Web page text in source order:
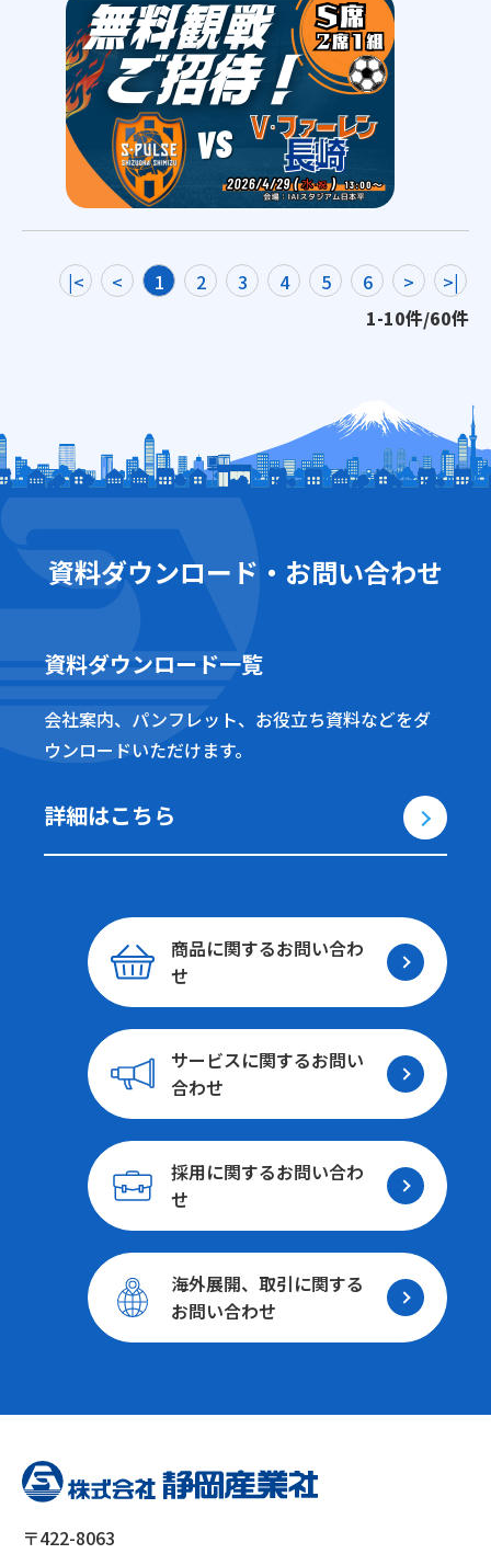
|< < 1 2 3 4 5 6 >
>|
1-10件/60件
【展示会】「2026 SIZSAN EXPO in 横浜」を開
催！
全国スポーツ少年団応援企画の活動報告
2026/04/06
藤枝市の新たな道の駅「ゆとりえせとや」様のご紹
藤枝市の新たな道の駅「ゆとりえせとや」様のご紹介
【事例紹介】無人店舗『プチマム』を導入しました
「株式会社タカラ・エムシー様」の法人向けサービス
>
>|
【抽選】8/15 エスパルス観戦チケットが当たる！
清水エスパルス応援！チケットプレゼントキャンペーン
【活動報告】わくわくワークショップ2026
わくわくワークショップ2026
2026/05/28
【活動報告】ベルテックス静岡さま シーズン活動
ベルテックス静岡さま シーズン活動報告
資料ダウンロード・お問い合わせ
資料ダウンロード一覧
会社案内、パンフレット、お役立ち資料などをダ
ウンロードいただけます。
詳細はこちら
商品に関するお問い合わ
せ
サービスに関するお問い
合わせ
採用に関するお問い合わ
せ
海外展開、取引に関する
お問い合わせ
〒422-8063